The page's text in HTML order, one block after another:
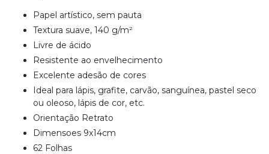
Papel artístico, sem pauta
Textura suave, 140 g/m²
Livre de ácido
Resistente ao envelhecimento
Excelente adesão de cores
Ideal para lápis, grafite, carvão, sanguínea, pastel seco
ou oleoso, lápis de cor, etc.
Orientação Retrato
Dimensoes 9x14cm
62 Folhas